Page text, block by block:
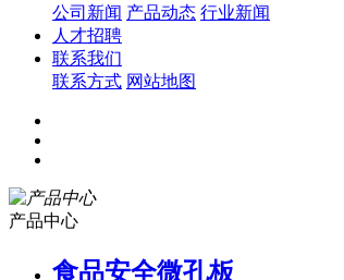
公司新闻 产品动态 行业新闻
人才招聘
联系我们
联系方式 网站地图
产品中心
食品安全微孔板